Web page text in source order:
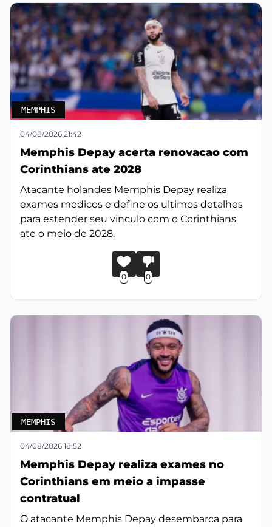
MEMPHIS
04/08/2026 21:42
Memphis Depay acerta renovacao com
Corinthians ate 2028
Atacante holandes Memphis Depay realiza
exames medicos e define os ultimos detalhes
para estender seu vinculo com o Corinthians
ate o meio de 2028.
0 0
MEMPHIS
04/08/2026 18:52
Memphis Depay realiza exames no
Corinthians em meio a impasse
contratual
O atacante Memphis Depay desembarca para